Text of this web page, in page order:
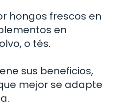
hongos frescos en
en
o tés.
sus beneficios,
mejor se adapte